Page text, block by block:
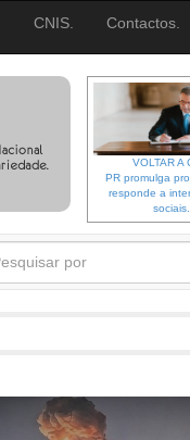
CNIS. Contactos.
VOLTAR A
PR promulga
responde a
sociais...